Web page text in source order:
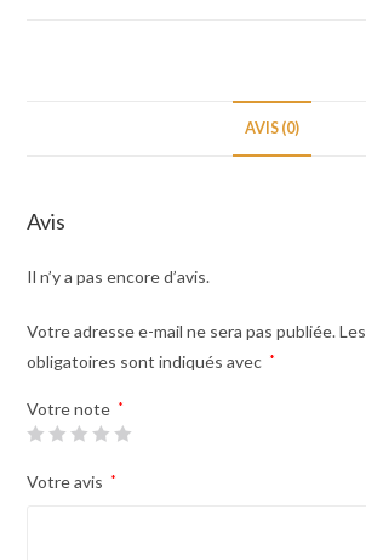
AVIS (0)
Avis
Il n’y a pas encore d’avis.
Votre adresse e-mail ne sera pas publiée.
obligatoires sont indiqués avec *
Votre note *
Votre avis *